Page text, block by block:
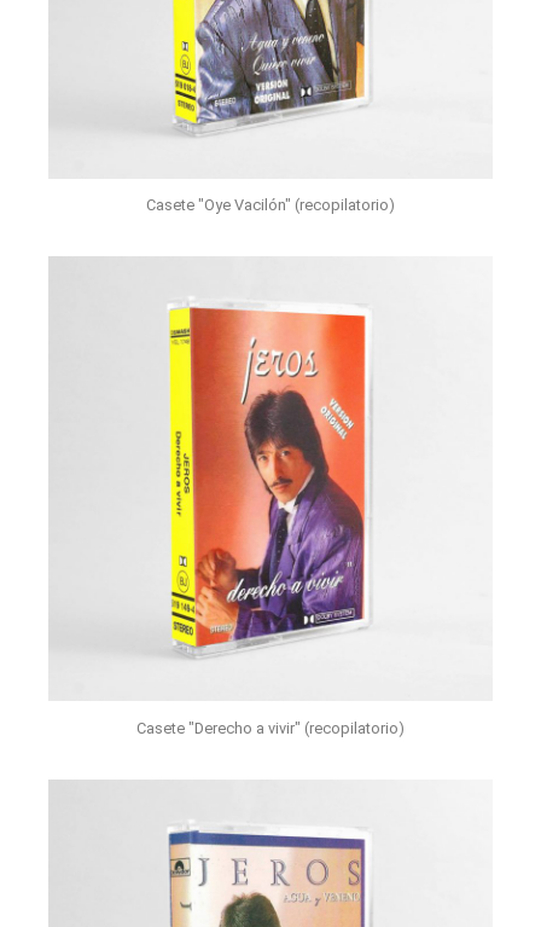
Casete "Oye Vacilón" (recopilatorio)
Casete "Derecho a vivir" (recopilatorio)